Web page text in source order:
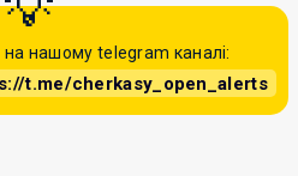
нашому telegram каналі:
t.me/cherkasy_open_alerts